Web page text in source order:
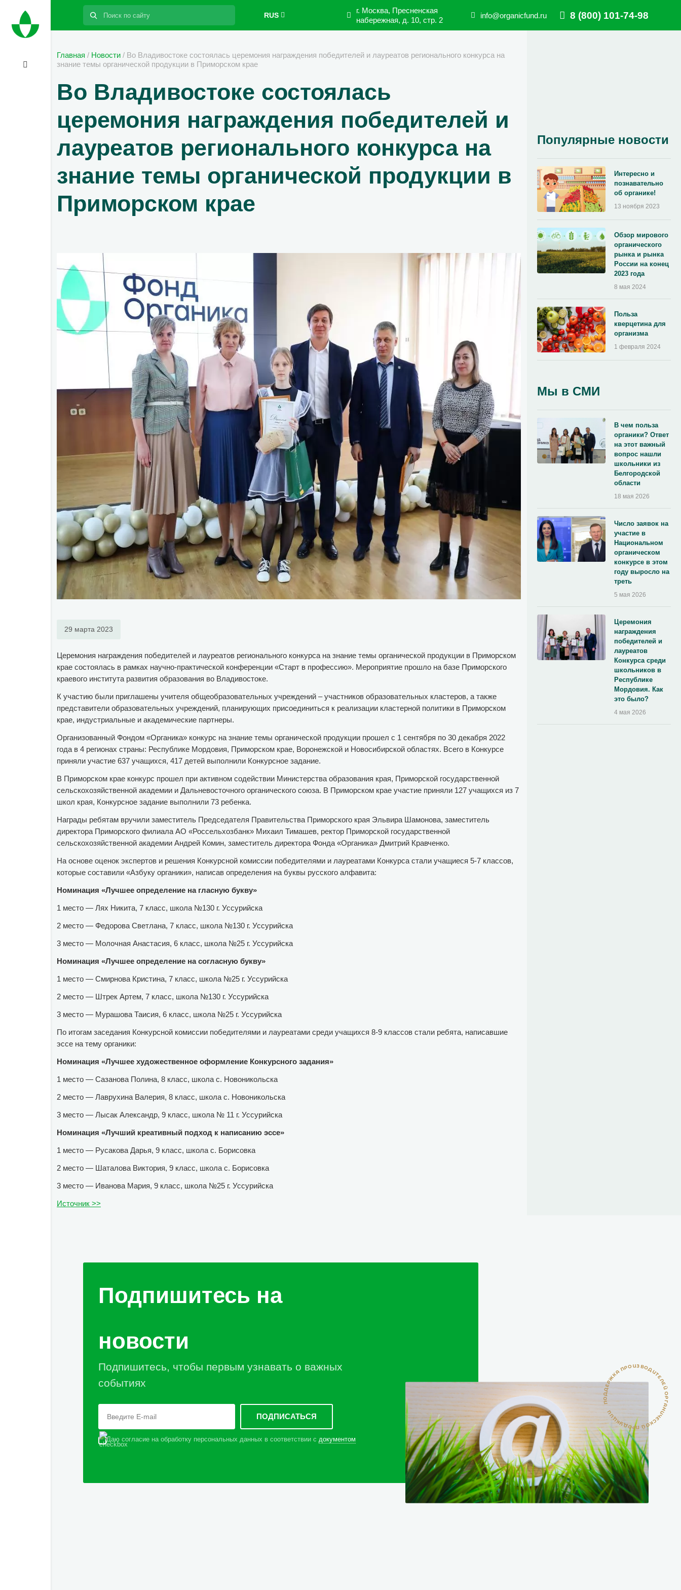
Поиск:
RUS
г. Москва, Пресненская
набережная, д. 10, стр. 2
info@organicfund.ru 8 (800) 101-74-98
Главная / Новости / Во Владивостоке состоялась церемония награждения победителей и лауреатов регионального конкурса на
знание темы органической продукции в Приморском крае
Во Владивостоке состоялась
церемония награждения победителей и
лауреатов регионального конкурса на
знание темы органической продукции в
Приморском крае
29 марта 2023
Церемония награждения победителей и лауреатов регионального конкурса на знание темы органической продукции в Приморском
крае состоялась в рамках научно-практической конференции «Старт в профессию». Мероприятие прошло на базе Приморского
краевого института развития образования во Владивостоке.
К участию были приглашены учителя общеобразовательных учреждений – участников образовательных кластеров, а также
представители образовательных учреждений, планирующих присоединиться к реализации кластерной политики в Приморском
крае, индустриальные и академические партнеры.
Организованный Фондом «Органика» конкурс на знание темы органической продукции прошел с 1 сентября по 30 декабря 2022
года в 4 регионах страны: Республике Мордовия, Приморском крае, Воронежской и Новосибирской областях. Всего в Конкурсе
приняли участие 637 учащихся, 417 детей выполнили Конкурсное задание.
В Приморском крае конкурс прошел при активном содействии Министерства образования края, Приморской государственной
сельскохозяйственной академии и Дальневосточного органического союза. В Приморском крае участие приняли 127 учащихся из 7
школ края, Конкурсное задание выполнили 73 ребенка.
Награды ребятам вручили заместитель Председателя Правительства Приморского края Эльвира Шамонова, заместитель
директора Приморского филиала АО «Россельхозбанк» Михаил Тимашев, ректор Приморской государственной
сельскохозяйственной академии Андрей Комин, заместитель директора Фонда «Органика» Дмитрий Кравченко.
На основе оценок экспертов и решения Конкурсной комиссии победителями и лауреатами Конкурса стали учащиеся 5-7 классов,
которые составили «Азбуку органики», написав определения на буквы русского алфавита:
Номинация «Лучшее определение на гласную букву»
1 место — Лях Никита, 7 класс, школа №130 г. Уссурийска
2 место — Федорова Светлана, 7 класс, школа №130 г. Уссурийска
3 место — Молочная Анастасия, 6 класс, школа №25 г. Уссурийска
Номинация «Лучшее определение на согласную букву»
1 место — Смирнова Кристина, 7 класс, школа №25 г. Уссурийска
2 место — Штрек Артем, 7 класс, школа №130 г. Уссурийска
3 место — Мурашова Таисия, 6 класс, школа №25 г. Уссурийска
По итогам заседания Конкурсной комиссии победителями и лауреатами среди учащихся 8-9 классов стали ребята, написавшие
эссе на тему органики:
Номинация «Лучшее художественное оформление Конкурсного задания»
1 место — Сазанова Полина, 8 класс, школа с. Новоникольска
2 место — Лаврухина Валерия, 8 класс, школа с. Новоникольска
3 место — Лысак Александр, 9 класс, школа № 11 г. Уссурийска
Номинация «Лучший креативный подход к написанию эссе»
1 место — Русакова Дарья, 9 класс, школа с. Борисовка
2 место — Шаталова Виктория, 9 класс, школа с. Борисовка
3 место — Иванова Мария, 9 класс, школа №25 г. Уссурийска
Источник >>
Популярные новости
Интересно и
познавательно
об органике!
13 ноября 2023
Обзор мирового
органического
рынка и рынка
России на конец
2023 года
8 мая 2024
Польза
кверцетина для
организма
1 февраля 2024
Мы в СМИ
В чем польза
органики? Ответ
на этот важный
вопрос нашли
школьники из
Белгородской
области
18 мая 2026
Число заявок на
участие в
Национальном
органическом
конкурсе в этом
году выросло на
треть
5 мая 2026
Церемония
награждения
победителей и
лауреатов
Конкурса среди
школьников в
Республике
Мордовия. Как
это было?
4 мая 2026
Подпишитесь на
новости
Подпишитесь, чтобы первым узнавать о важных
событиях
Даю согласие на обработку персональных данных в соответствии с документом